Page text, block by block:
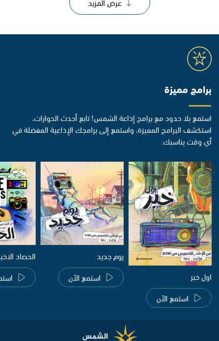
برامج مميزة
استمع بلا حدود مع برامج إذاعة الشمس! تابع أحدث الحوارات،
استكشف البرامج المميزة، واستمع إلى برامجك الإذاعية المفضلة في
أي وقت يناسبك.
اول خبر
استمع الآن
يوم جديد
استمع الآن
الحصاد